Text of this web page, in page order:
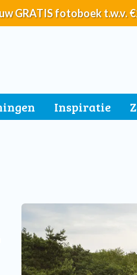
GRATIS fotoboek t.w.v.
Inspiratie